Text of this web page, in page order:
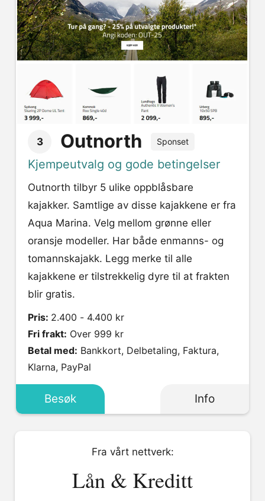
3 Outnorth Sponset
Kjempeutvalg og gode betingelser
Outnorth tilbyr 5 ulike oppblåsbare
kajakker. Samtlige av disse kajakkene er fra
Aqua Marina. Velg mellom grønne eller
oransje modeller. Har både enmanns- og
tomannskajakk. Legg merke til alle
kajakkene er tilstrekkelig dyre til at frakten
blir gratis.
Pris: 2.400 - 4.400 kr
Fri frakt: Over 999 kr
Betal med:
Klarna, PayPal
Besøk Info
Fra vårt nettverk:
Lån & Kreditt